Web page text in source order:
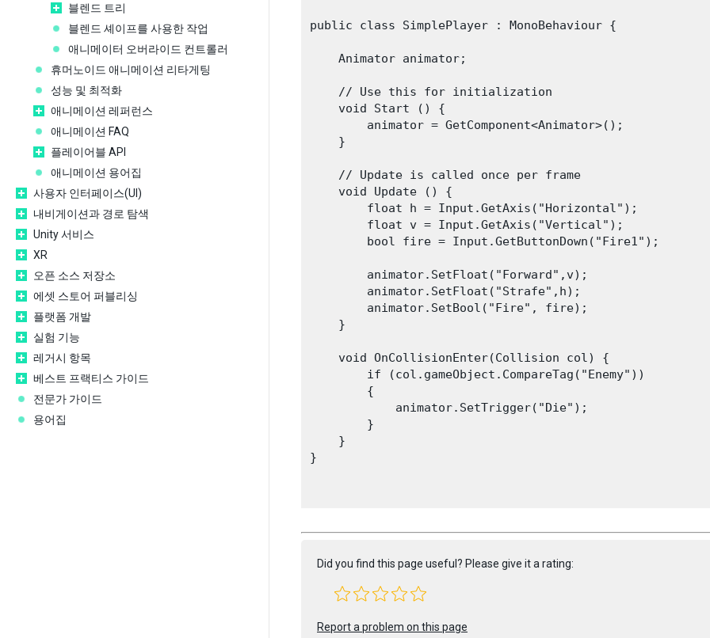
블렌드 트리
블렌드 셰이프를 사용한 작업
애니메이터 오버라이드 컨트롤러
휴머노이드 애니메이션 리타게팅
성능 및 최적화
애니메이션 레퍼런스
애니메이션 FAQ
플레이어블 API
애니메이션 용어집
사용자 인터페이스(UI)
내비게이션과 경로 탐색
Unity 서비스
XR
오픈 소스 저장소
에셋 스토어 퍼블리싱
플랫폼 개발
실험 기능
레거시 항목
베스트 프랙티스 가이드
전문가 가이드
용어집
public class SimplePlayer : MonoBehaviour {
    Animator animator;
    // Use this for initialization
    void Start () {
        animator = GetComponent<Animator>();
    }
    // Update is called once per frame
    void Update () {
        float h = Input.GetAxis("Horizontal");
        float v = Input.GetAxis("Vertical");
        bool fire = Input.GetButtonDown("Fire1");
        animator.SetFloat("Forward",v);
        animator.SetFloat("Strafe",h);
        animator.SetBool("Fire", fire);
    }
    void OnCollisionEnter(Collision col) {
        if (col.gameObject.CompareTag("Enemy"))
        {
            animator.SetTrigger("Die");
        }
    }
}
Did you find this page useful? Please give it a rating:
Report a problem on this page